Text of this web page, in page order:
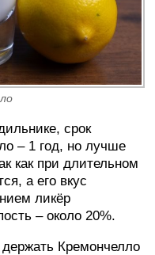
срок
– 1 год, но лучше
как при длительном
а его вкус
ликёр
– около 20%.
Кремончелло